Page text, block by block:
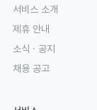
서비스 소개
제휴 안내
소식 · 공지
채용 공고